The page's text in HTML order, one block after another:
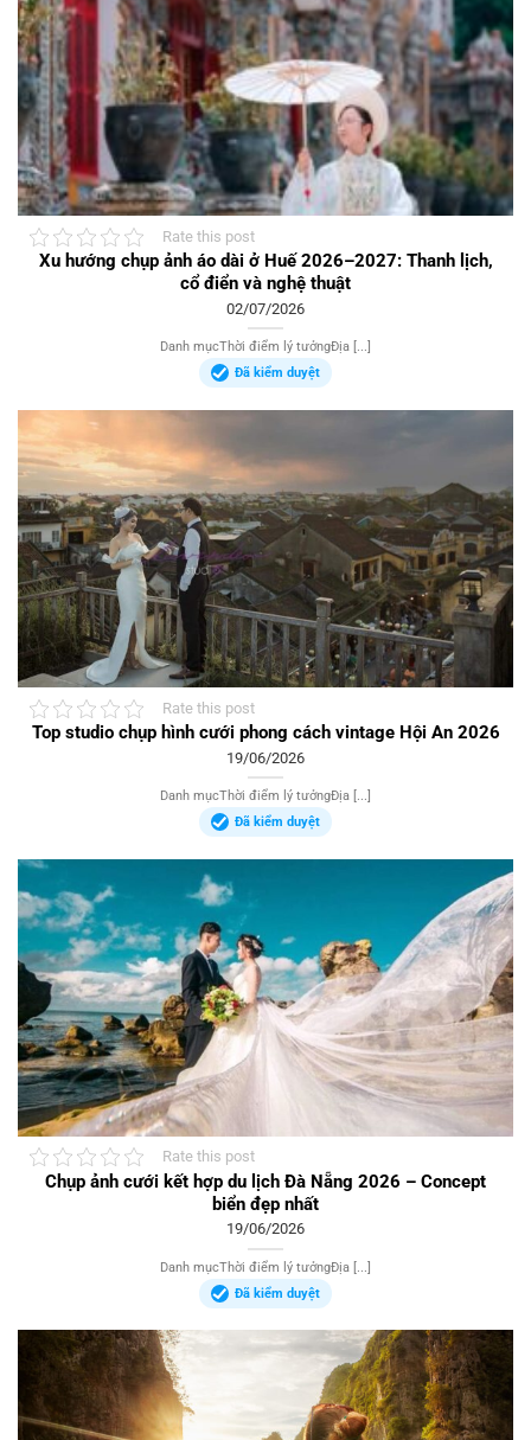
Rate this post
Xu hướng chụp ảnh áo dài ở Huế 2026–2027: Thanh lịch,
cổ điển và nghệ thuật
02/07/2026
Danh mụcThời điểm lý tưởngĐịa [...]
Đã kiểm duyệt
Rate this post
Top studio chụp hình cưới phong cách vintage Hội An 2026
19/06/2026
Danh mụcThời điểm lý tưởngĐịa [...]
Đã kiểm duyệt
Rate this post
Chụp ảnh cưới kết hợp du lịch Đà Nẵng 2026 – Concept
biển đẹp nhất
19/06/2026
Danh mụcThời điểm lý tưởngĐịa [...]
Đã kiểm duyệt